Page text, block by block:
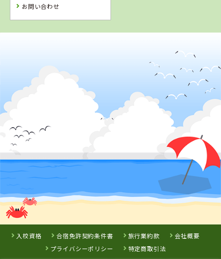
詳 細 予 約
3位
山陰中央自動車学校
予 約
倉吉自動車学校
予 約
予 約
愛媛県
宇摩自動車教習
詳 細
予 約
7位 8位 9位
お問い合わせ
入校資格 合宿免許契約条件書 旅行業約款
会社概要
プライバシーポリシー
特定商取引法